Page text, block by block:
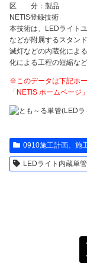
区 分：製品
NETIS登録技術
本技術は、LEDライト
などが附属するスタン
滅灯などの内蔵化によ
化による工程の短縮な
※このデータは下記ホ
「NETIS ホームペー
0910施工計画、施
LEDライト内蔵単管